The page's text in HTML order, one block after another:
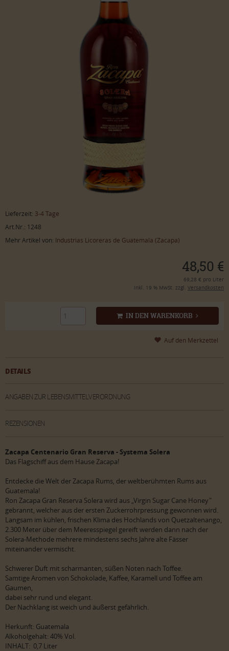
Lieferzeit: 3-4 Tage
Art.Nr.: 1248
Mehr Artikel von: Industrias Licoreras de Guatemala (Zacapa)
48,50 €
69,28 € pro Liter
inkl. 19 % MwSt. zzgl. Versandkosten
IN DEN WARENKORB
DETAILS
ANGABEN ZUR LEBENSMITTELVERORDNUNG
REZENSIONEN
Zacapa Centenario Gran Reserva - Systema Solera
Das Flagschiff aus dem Hause Zacapa!
Entdecke die Welt der Zacapa Rums, der weltberühmten Rums aus
Guatemala!
Ron Zacapa Gran Reserva Solera wird aus „Virgin Sugar Cane Honey"
gebrannt, welcher aus der ersten Zuckerrohrpressung gewonnen wird.
Langsam im kühlen, frischen Klima des Hochlands von Quetzaltenango,
2.300 Meter über dem Meeresspiegel gereift werden dann nach der
Solera-Methode mehrere mindestens sechs Jahre alte Fässer
miteinander vermischt.
Schwerer Duft mit scharmanten, süßen Noten nach Toffee.
Samtige Aromen von Schokolade, Kaffee, Karamell und Toffee am
Gaumen,
dabei sehr rund und elegant.
Der Nachklang ist weich und äußerst gefährlich.
Herkunft: Guatemala
Alkoholgehalt: 40% Vol.
INHALT: 0,7 Liter